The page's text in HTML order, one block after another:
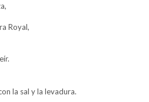
Royal,
la sal y la levadura.